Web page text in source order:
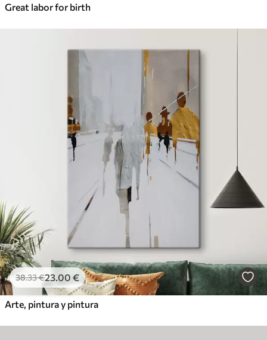
Great labor for birth
38.33€23.00 €
Arte, pintura y pintura